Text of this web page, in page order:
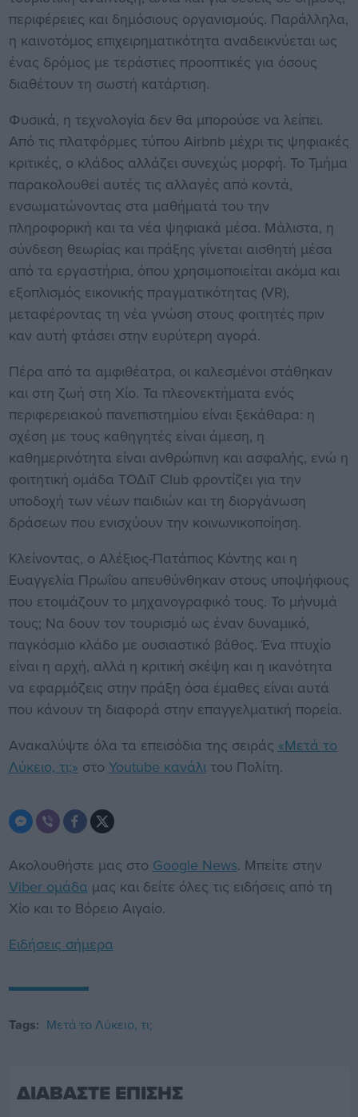
περιφέρειες και δημόσιους οργανισμούς. Παράλληλα,
η καινοτόμος επιχειρηματικότητα αναδεικνύεται ως
ένας δρόμος με τεράστιες προοπτικές για όσους
διαθέτουν τη σωστή κατάρτιση.
Φυσικά, η τεχνολογία δεν θα μπορούσε να λείπει.
Από τις πλατφόρμες τύπου Airbnb μέχρι τις ψηφιακές
κριτικές, ο κλάδος αλλάζει συνεχώς μορφή. Το Τμήμα
παρακολουθεί αυτές τις αλλαγές από κοντά,
ενσωματώνοντας στα μαθήματά του την
πληροφορική και τα νέα ψηφιακά μέσα. Μάλιστα, η
σύνδεση θεωρίας και πράξης γίνεται αισθητή μέσα
από τα εργαστήρια, όπου χρησιμοποιείται ακόμα και
εξοπλισμός εικονικής πραγματικότητας (VR),
μεταφέροντας τη νέα γνώση στους φοιτητές πριν
καν αυτή φτάσει στην ευρύτερη αγορά.
Πέρα από τα αμφιθέατρα, οι καλεσμένοι στάθηκαν
και στη ζωή στη Χίο. Τα πλεονεκτήματα ενός
περιφερειακού πανεπιστημίου είναι ξεκάθαρα: η
σχέση με τους καθηγητές είναι άμεση, η
καθημερινότητα είναι ανθρώπινη και ασφαλής, ενώ η
φοιτητική ομάδα ΤΟΔιΤ Club φροντίζει για την
υποδοχή των νέων παιδιών και τη διοργάνωση
δράσεων που ενισχύουν την κοινωνικοποίηση.
Κλείνοντας, ο Αλέξιος-Πατάπιος Κόντης και η
Ευαγγελία Πρωΐου απευθύνθηκαν στους υποψήφιους
που ετοιμάζουν το μηχανογραφικό τους. Το μήνυμά
τους; Να δουν τον τουρισμό ως έναν δυναμικό,
παγκόσμιο κλάδο με ουσιαστικό βάθος. Ένα πτυχίο
είναι η αρχή, αλλά η κριτική σκέψη και η ικανότητα
να εφαρμόζεις στην πράξη όσα έμαθες είναι αυτά
που κάνουν τη διαφορά στην επαγγελματική πορεία.
Ανακαλύψτε όλα τα επεισόδια της σειράς «Μετά το
Λύκειο, τι;» στο Youtube κανάλιτου Πολίτη.
Ακολουθήστε μας στο Google News. Μπείτε στην
Viber ομάδα μας και δείτε όλες τις ειδήσεις από τη
Χίο και το Βόρειο Αιγαίο.
Ειδήσεις σήμερα
Tags: Μετά το Λύκειο, τι;
ΔΙΑΒΑΣΤΕ ΕΠΙΣΗΣ